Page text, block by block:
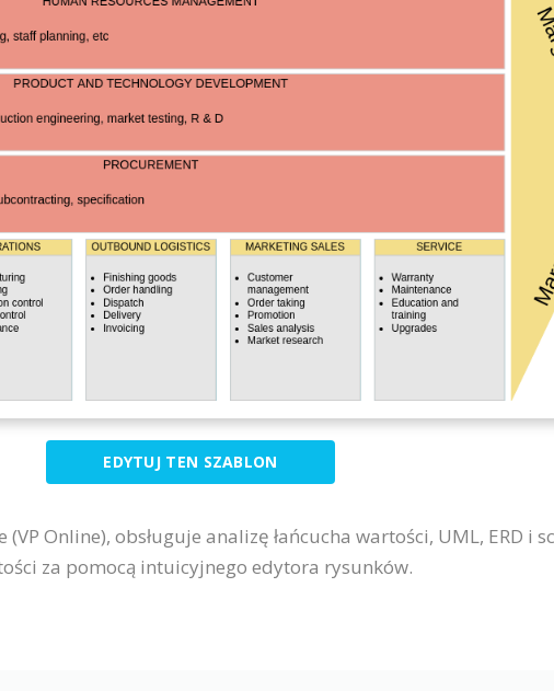
EDYTUJ TEN SZABLON
Online), obsługuje analizę łańcucha wartości, UML, ERD i
za pomocą intuicyjnego edytora rysunków.